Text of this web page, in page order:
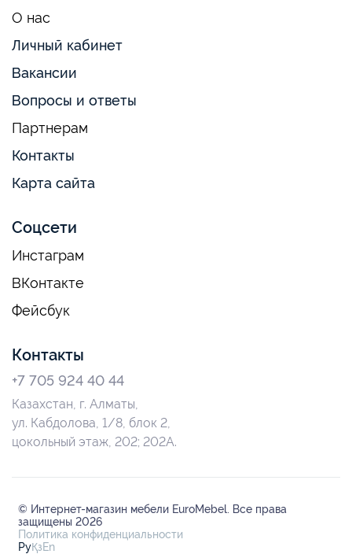
О нас
Личный кабинет
Вакансии
Вопросы и ответы
Партнерам
Контакты
Карта сайта
Соцсети
Инстаграм
ВКонтакте
Фейсбук
Контакты
+7 705 924 40 44
Казахстан, г. Алматы,
ул. Кабдолова, 1/8, блок 2,
цокольный этаж, 202; 202А.
© Интернет-магазин мебели EuroMebel. Все права
защищены 2026
Политика конфиденциальности
РуҚзEn